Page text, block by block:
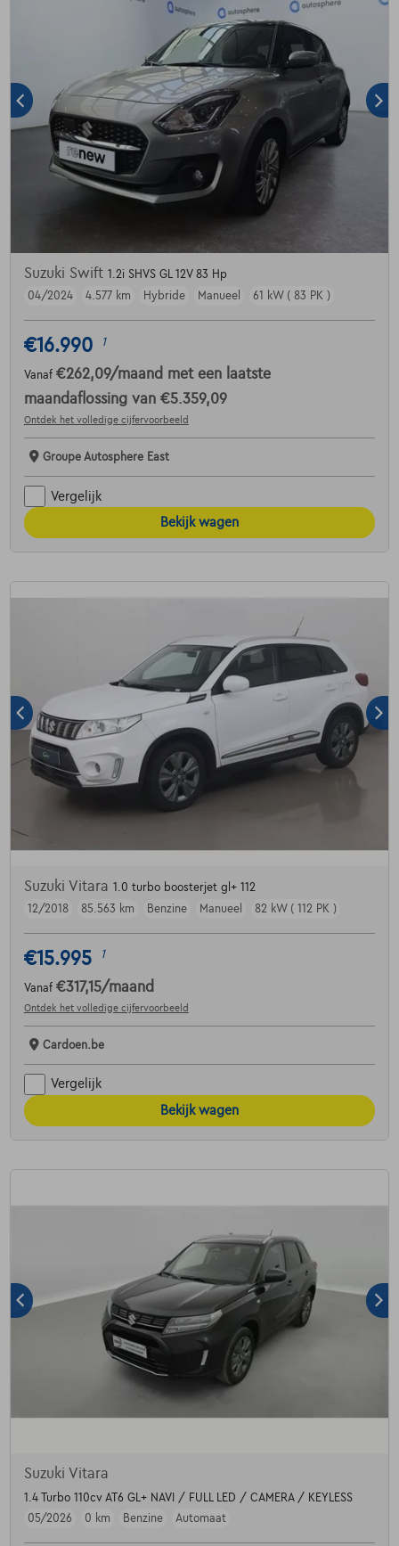
Suzuki Swift 1.2i SHVS GL 12V 83 Hp
04/2024
4.577 km Hybride Manueel 61 kW ( 83 PK )
€16.990 1
Vanaf €262,09/maand met een laatste
maandaflossing van €5.359,09
Ontdek het volledige cijfervoorbeeld
Groupe Autosphere East
Vergelijk
Bekijk wagen
Suzuki Vitara 1.0 turbo boosterjet gl+ 112
12/2018
85.563 km Benzine Manueel 82 kW ( 112 PK )
€15.995 1
Vanaf €317,15/maand
Ontdek het volledige cijfervoorbeeld
Cardoen.be
Vergelijk
Bekijk wagen
Suzuki Vitara
1.4 Turbo 110cv AT6 GL+ NAVI / FULL LED / CAMERA / KEYLESS
05/2026
0 km Benzine Automaat